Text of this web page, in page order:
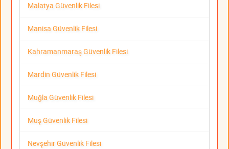
Malatya Güvenlik Filesi
Manisa Güvenlik Filesi
Kahramanmaraş Güvenlik Filesi
Mardin Güvenlik Filesi
Muğla Güvenlik Filesi
Muş Güvenlik Filesi
Nevşehir Güvenlik Filesi